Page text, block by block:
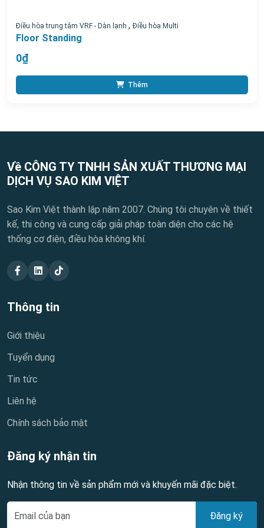
Điều hòa trung tâm VRF - Dàn lạnh , Điều hòa Multi
Floor Standing
0₫
Thêm
Về CÔNG TY TNHH SẢN XUẤT THƯƠNG MẠI
DỊCH VỤ SAO KIM VIỆT
Sao Kim Việt thành lập năm 2007. Chúng tôi chuyên về thiết
kế, thi công và cung cấp giải pháp toàn diện cho các hệ
thống cơ điện, điều hòa không khí.
Thông tin
Giới thiệu
Tuyển dụng
Tin tức
Liên hệ
Chính sách bảo mật
Đăng ký nhận tin
Nhận thông tin về sản phẩm mới và khuyến mãi đặc biệt.
Đăng ký